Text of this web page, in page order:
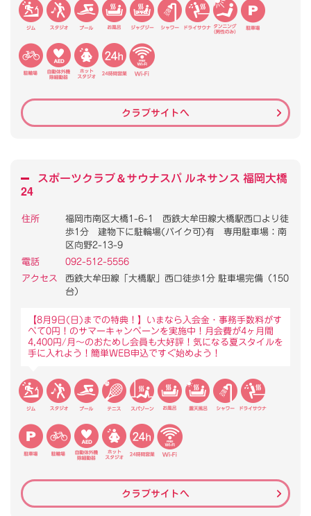
クラブサイトへ
スポーツクラブ＆サウナスパ ルネサンス 福岡大橋
24
住所
福岡市南区大橋1-6-1 西鉄大牟田線大橋駅西口より徒
歩1分 建物下に駐輪場(バイク可)有 専用駐車場：南
区向野2-13-9
電話
092-512-5556
アクセス
西鉄大牟田線「大橋駅」西口徒歩1分 駐車場完備（150
台）
【8月9日(日)までの特典！】いまなら入会金・事務手数料がす
べて0円！のサマーキャンペーンを実施中！月会費が4ヶ月間
4,400円/月～のおためし会員も大好評！気になる夏スタイルを
手に入れよう！簡単WEB申込ですぐ始めよう！
クラブサイトへ